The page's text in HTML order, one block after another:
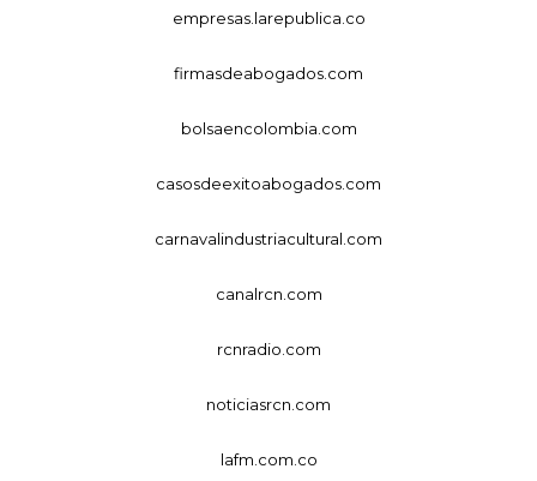
empresas.larepublica.co
firmasdeabogados.com
bolsaencolombia.com
casosdeexitoabogados.com
carnavalindustriacultural.com
canalrcn.com
rcnradio.com
noticiasrcn.com
lafm.com.co